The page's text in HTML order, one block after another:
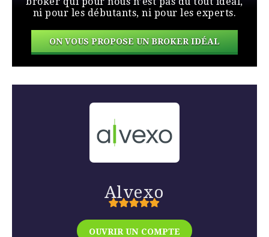
ni pour les débutants, ni pour les experts.
ON VOUS PROPOSE UN BROKER IDÉAL
Alvexo
OUVRIR UN COMPTE